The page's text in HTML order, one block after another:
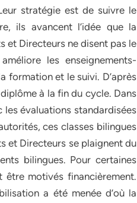
stratégie est de suivre le
ils avancent l’idée que la
et Directeurs ne disent pas le
les enseignements-
formation et le suivi. D’après
à la fin du cycle. Dans
les évaluations standardisées
ces classes bilingues
et Directeurs se plaignent du
bilingues. Pour certaines
être motivés financièrement.
a été menée d’où la